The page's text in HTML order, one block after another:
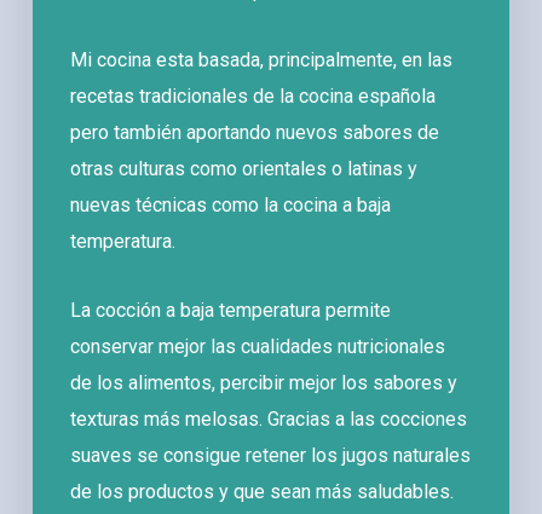
Mi cocina esta basada, principalmente, en las
recetas tradicionales de la cocina española
pero también aportando nuevos sabores de
otras culturas como orientales o latinas y
nuevas técnicas como la cocina a baja
temperatura.
La cocción a baja temperatura permite
conservar mejor las cualidades nutricionales
de los alimentos, percibir mejor los sabores y
texturas más melosas. Gracias a las cocciones
suaves se consigue retener los jugos naturales
de los productos y que sean más saludables.